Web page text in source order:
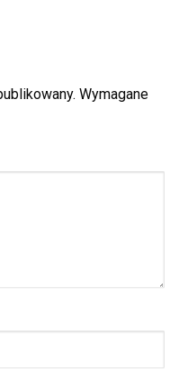
Wymagane